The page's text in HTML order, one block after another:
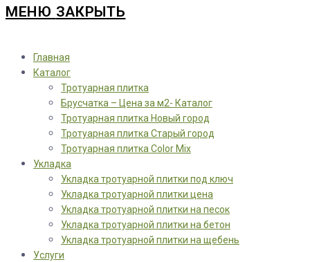
МЕНЮ ЗАКРЫТЬ
Главная
Каталог
Тротуарная плитка
Брусчатка – Цена за м2- Каталог
Тротуарная плитка Новый город
Тротуарная плитка Старый город
Тротуарная плитка Color Mix
Укладка
Укладка тротуарной плитки под ключ
Укладка тротуарной плитки цена
Укладка тротуарной плитки на песок
Укладка тротуарной плитки на бетон
Укладка тротуарной плитки на щебень
Услуги